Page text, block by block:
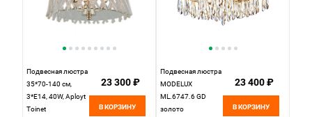
Подвесная люстра
35*70-140 см,
3*E14, 40W, Aployt
Toinet
23 300 ₽
В КОРЗИНУ
Подвесная люстра
MODELUX
ML.6747.6 GD
золото
23 400 ₽
В КОРЗИНУ